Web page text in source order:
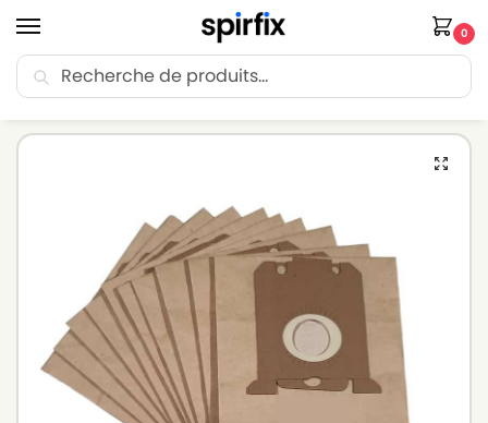
0
🚚 Livraison Point Relais offerte dès 30€ d’achat.